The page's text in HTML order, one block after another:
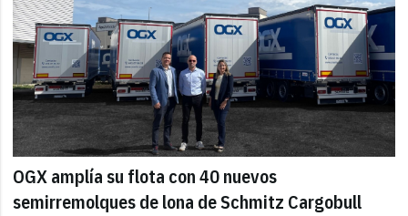
OGX amplía su flota con 40 nuevos
semirremolques de lona de Schmitz Cargobull